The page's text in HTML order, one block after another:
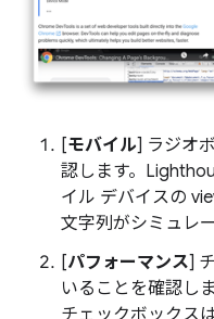
[モバイル] ラジオ
認します。
イル デバイスの
文字列がシミュレ
[パフォーマンス]
いることを確認し